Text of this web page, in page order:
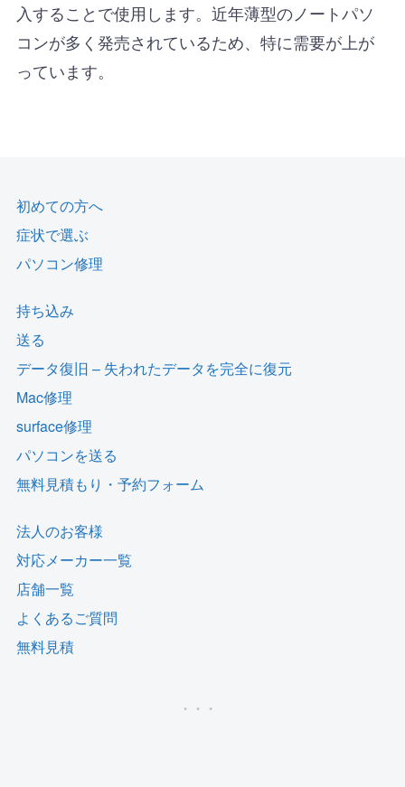
入することで使用します。近年薄型のノートパソ
コンが多く発売されているため、特に需要が上が
っています。
初めての方へ
症状で選ぶ
パソコン修理
持ち込み
送る
データ復旧 – 失われたデータを完全に復元
Mac修理
surface修理
パソコンを送る
無料見積もり・予約フォーム
法人のお客様
対応メーカー一覧
店舗一覧
よくあるご質問
無料見積